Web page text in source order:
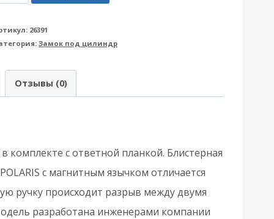
(АГБ)
B06103.50.12.567
26391
Замок под цилиндр
Отзывы (0)
с ответной планкой. Блистерная
с магнитным язычком отличается
ручку происходит разрыв между двумя
разработана инженерами компании